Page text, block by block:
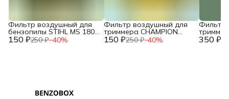
150 ₽250 ₽−40%
Фильтр воздушный для
бензопилы STIHL MS 180
двухслойный NEW c 150 ₽250 ₽−40%
Фильтр воздушный для
триммера CHAMPION
T444S-2 / HUSQVARNA 350 ₽
Фильтр
T463S-